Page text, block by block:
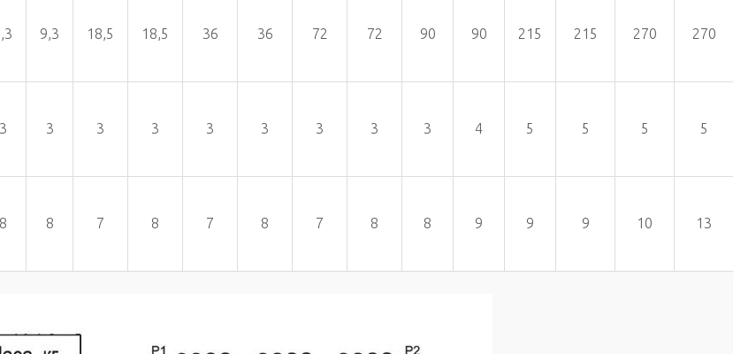
9,3 18,5 18,5 36 36 72 72 90 90 215 215 270 270
3 3 3 3 3 3 3 3 3 4 5 5 5 5
8 8 7 8 7 8 7 8 8 9 9 9 10 13